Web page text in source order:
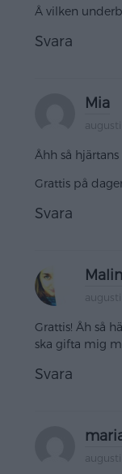
Å vilken
Svara
Mia
Åhh så
Grattis på
Svara
Malin
Grattis! Åh så
ska gifta mig
Svara